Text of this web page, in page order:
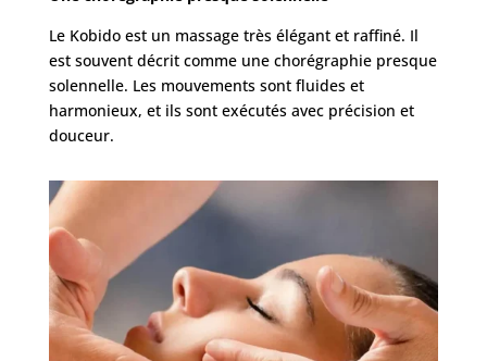
Le Kobido est un massage très élégant et raffiné. Il
est souvent décrit comme une chorégraphie presque
solennelle. Les mouvements sont fluides et
harmonieux, et ils sont exécutés avec précision et
douceur.